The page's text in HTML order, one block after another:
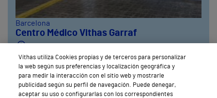
Barcelona
Centro Médico Vithas Garraf
Pedir Cita
Vithas utiliza Cookies propias y de terceros para personalizar
la web según sus preferencias y localización geográfica y
para medir la interacción con el sitio web y mostrarle
publicidad según su perfil de navegación. Puede denegar,
aceptar su uso o configurarlas con los correspondientes